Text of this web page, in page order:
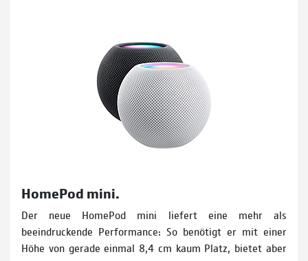
HomePod mini.
Der neue HomePod mini liefert eine mehr als
beeindruckende Performance: So benötigt er mit einer
Höhe von gerade einmal 8,4 cm kaum Platz, bietet aber